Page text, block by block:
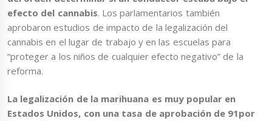
efecto del cannabis. Los parlamentarios también
aprobaron estudios de impacto de la legalización del
cannabis en el lugar de trabajo y en las escuelas para
“proteger a los niños de cualquier efecto negativo” de la
reforma.
La legalización de la marihuana es muy popular en
Estados Unidos, con una tasa de aprobación de 91por